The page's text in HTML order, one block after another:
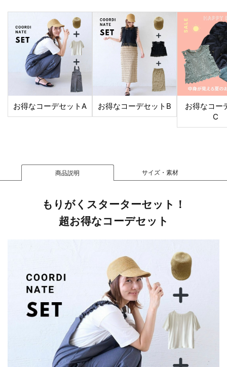
商品説明 サイズ・素材
もりがくスターターセット！
超お得なコーデセット
お得なコーデセットA お得なコーデセットB
お得なコー
C